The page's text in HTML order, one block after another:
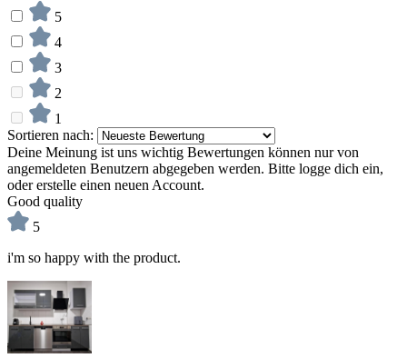
5
4
3
2
1
Sortieren nach:
Deine Meinung ist uns wichtig Bewertungen können nur von
angemeldeten Benutzern abgegeben werden. Bitte logge dich ein,
oder erstelle einen neuen Account.
Good quality
5
i'm so happy with the product.